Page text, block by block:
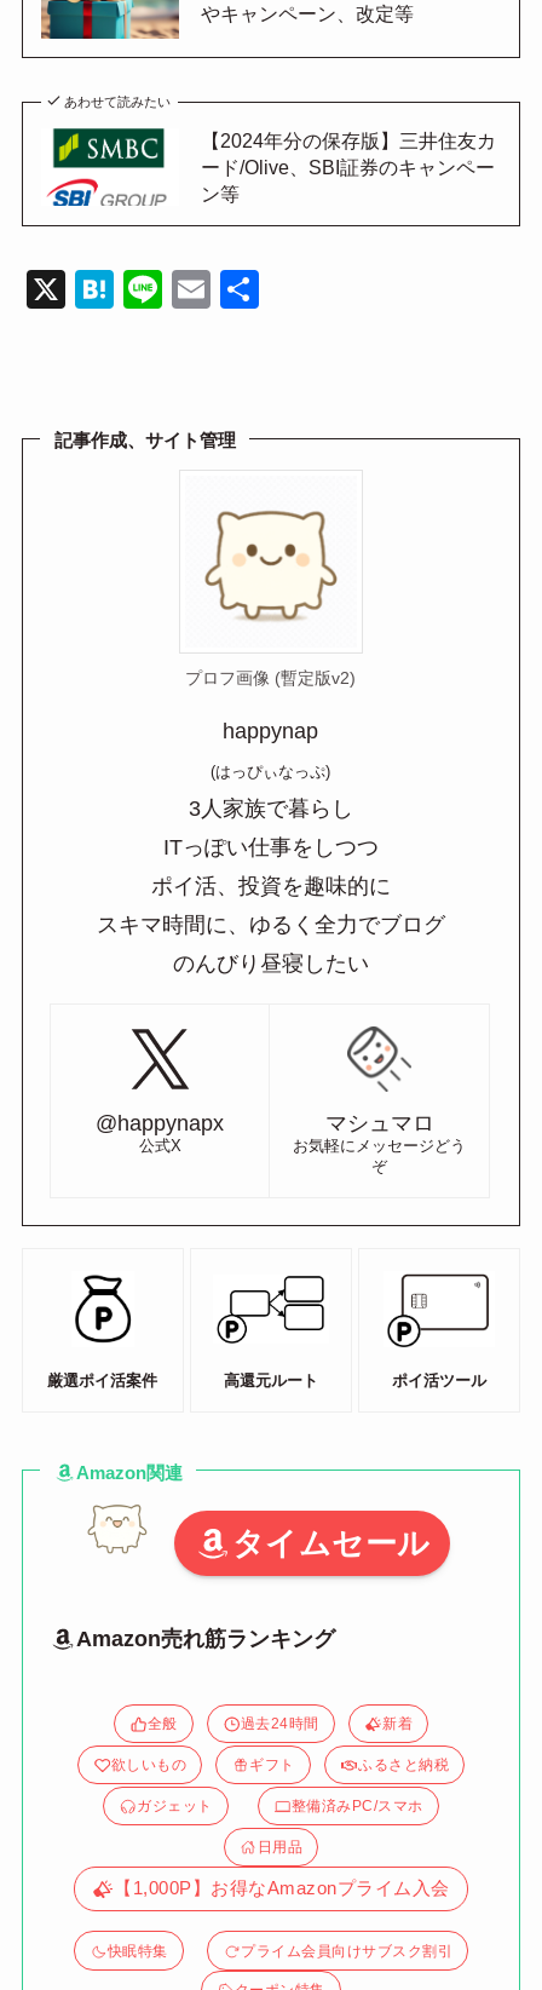
やキャンペーン、改定等
あわせて読みたい
【2024年分の保存版】三井住友カ
ード/Olive、SBI証券のキャンペー
ン等
X
H
a
Li
E
記事作成、サイト管理
プロフ画像 (暫定版v2)
happynap
(はっぴぃなっぷ)
3人家族で暮らし
ITっぽい仕事をしつつ
ポイ活、投資を趣味的に
スキマ時間に、ゆるく全力でブログ
のんびり昼寝したい
@happynapx
公式X
マシュマロ
お気軽にメッセージどう
ぞ
厳選ポイ活案件 高還元ルート ポイ活ツール
Amazon関連
タイムセール
Amazon売れ筋ランキング
全般 過去24時間 新着
欲しいもの ギフト ふるさと納税
ガジェット 整備済みPC/スマホ
日用品
【1,000P】お得なAmazonプライム入会
快眠特集 プライム会員向けサブスク割引